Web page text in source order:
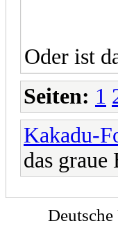
Oder ist
Seiten: 1
Kakadu-
das graue